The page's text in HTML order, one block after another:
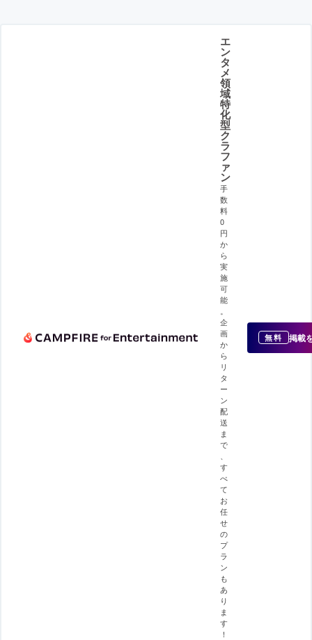
エ
ン
タ
メ
領
域
特
化
型
ク
ラ
フ
ァ
ン
手
数
料
0
円
か
ら
実
施
可
能
企
画
か
ら
リ
タ
ー
ン
配
送
ま
で
す
べ
て
お
任
せ
の
プ
ラ
ン
も
あ
り
ま
す
！
無料 掲載